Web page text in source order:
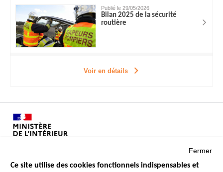
Publié le 29/05/2026
Bilan 2025 de la sécurité
routière
Voir en détails
Fermer
Ce site utilise des cookies fonctionnels indispensables et